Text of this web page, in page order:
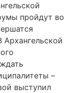
пройдут во
Архангельской
–
выступил